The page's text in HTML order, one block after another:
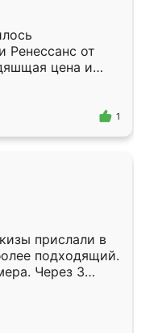
Ренессанс от
цена и
Приехавший
самый
1
прислали в
подходящий.
Через 3
Остались
Ренессанс